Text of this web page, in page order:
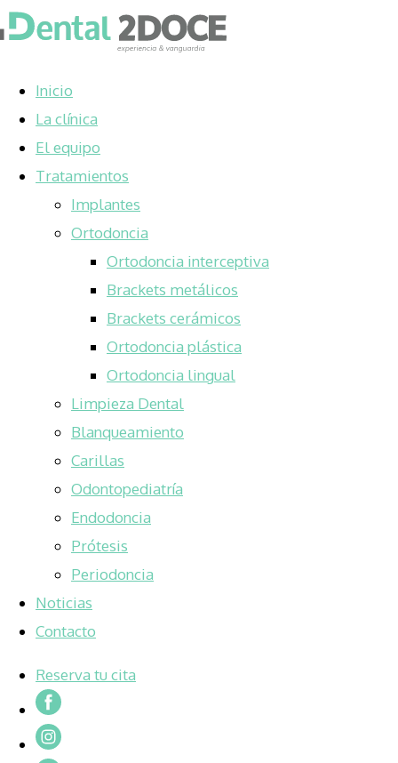
Inicio
La clínica
El equipo
Tratamientos
Implantes
Ortodoncia
Ortodoncia interceptiva
Brackets metálicos
Brackets cerámicos
Ortodoncia plástica
Ortodoncia lingual
Limpieza Dental
Blanqueamiento
Carillas
Odontopediatría
Endodoncia
Prótesis
Periodoncia
Noticias
Contacto
Reserva tu cita